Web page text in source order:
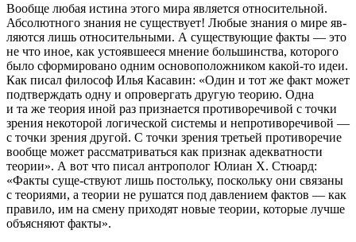
Вообще любая истина этого мира является относительной.
Абсолютного знания не существует! Любые знания о мире яв-
ляются лишь относительными. А существующие факты — это
не что иное, как устоявшееся мнение большинства, которого
было сформировано одним основоположником какой-то идеи.
Как писал философ Илья Касавин: «Один и тот же факт может
подтверждать одну и опровергать другую теорию. Одна
и та же теория иной раз признается противоречивой с точки
зрения некоторой логической системы и непротиворечивой —
с точки зрения другой. С точки зрения третьей противоречие
вообще может рассматриваться как признак адекватности
теории». А вот что писал антрополог Юлиан Х. Стюард:
«Факты суще-ствуют лишь постольку, поскольку они связаны
с теориями, а теории не рушатся под давлением фактов — как
правило, им на смену приходят новые теории, которые лучше
объясняют факты».